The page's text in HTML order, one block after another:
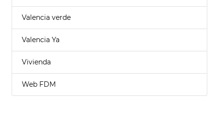
Valencia verde
Valencia Ya
Vivienda
Web FDM